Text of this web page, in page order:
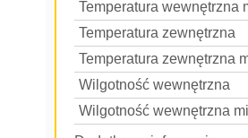
Temperatura wewnętrzna
Temperatura zewnętrzna
Temperatura zewnętrzna
Wilgotność wewnętrzna
Wilgotność wewnętrzna